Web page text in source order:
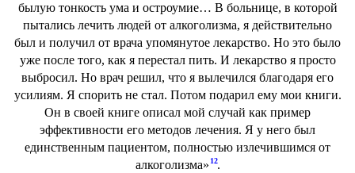
былую тонкость ума и остроумие… В больнице, в которой
пытались лечить людей от алкоголизма, я действительно
был и получил от врача упомянутое лекарство. Но это было
уже после того, как я перестал пить. И лекарство я просто
выбросил. Но врач решил, что я вылечился благодаря его
усилиям. Я спорить не стал. Потом подарил ему мои книги.
Он в своей книге описал мой случай как пример
эффективности его методов лечения. Я у него был
единственным пациентом, полностью излечившимся от
алкоголизма» 12.